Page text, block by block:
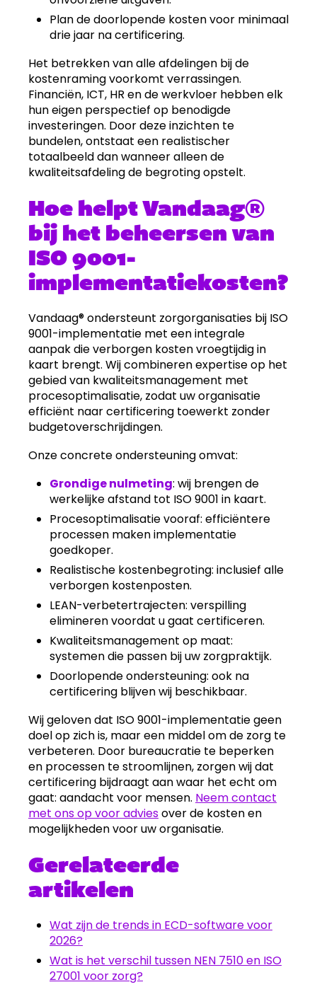
Plan de doorlopende kosten voor minimaal
drie jaar na certificering.
Het betrekken van alle afdelingen bij de
kostenraming voorkomt verrassingen.
Financiën, ICT, HR en de werkvloer hebben elk
hun eigen perspectief op benodigde
investeringen. Door deze inzichten te
bundelen, ontstaat een realistischer
totaalbeeld dan wanneer alleen de
kwaliteitsafdeling de begroting opstelt.
Hoe helpt Vandaag®
bij het beheersen van
ISO 9001-
implementatiekosten?
Vandaag® ondersteunt zorgorganisaties bij ISO
9001-implementatie met een integrale
aanpak die verborgen kosten vroegtijdig in
kaart brengt. Wij combineren expertise op het
gebied van kwaliteitsmanagement met
procesoptimalisatie, zodat uw organisatie
efficiënt naar certificering toewerkt zonder
budgetoverschrijdingen.
Onze concrete ondersteuning omvat:
Grondige nulmeting: wij brengen de
werkelijke afstand tot ISO 9001 in kaart.
Procesoptimalisatie vooraf: efficiëntere
processen maken implementatie
goedkoper.
Realistische kostenbegroting: inclusief alle
verborgen kostenposten.
LEAN-verbetertrajecten: verspilling
elimineren voordat u gaat certificeren.
Kwaliteitsmanagement op maat:
systemen die passen bij uw zorgpraktijk.
Doorlopende ondersteuning: ook na
certificering blijven wij beschikbaar.
Wij geloven dat ISO 9001-implementatie geen
doel op zich is, maar een middel om de zorg te
verbeteren. Door bureaucratie te beperken
en processen te stroomlijnen, zorgen wij dat
certificering bijdraagt aan waar het echt om
gaat: aandacht voor mensen. Neem contact
met ons op voor adviesover de kosten en
mogelijkheden voor uw organisatie.
Gerelateerde
artikelen
Wat zijn de trends in ECD-software voor
2026?
Wat is het verschil tussen NEN 7510 en ISO
27001 voor zorg?